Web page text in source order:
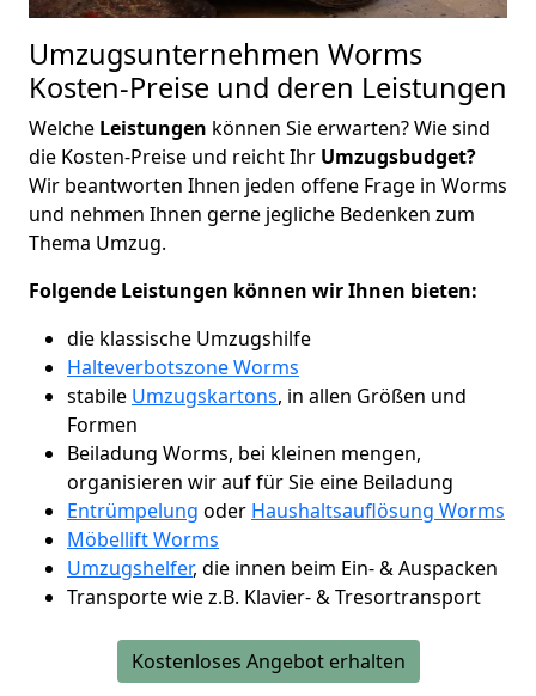
Umzugsunternehmen Worms
Kosten-Preise und deren Leistungen
Welche Leistungen können Sie erwarten? Wie sind
die Kosten-Preise und reicht Ihr Umzugsbudget?
Wir beantworten Ihnen jeden offene Frage in Worms
und nehmen Ihnen gerne jegliche Bedenken zum
Thema Umzug.
Folgende Leistungen können wir Ihnen bieten:
die klassische Umzugshilfe
Halteverbotszone Worms
stabile Umzugskartons, in allen Größen und
Formen
Beiladung Worms, bei kleinen mengen,
organisieren wir auf für Sie eine Beiladung
Entrümpelung oder Haushaltsauflösung Worms
Möbellift Worms
Umzugshelfer, die innen beim Ein- & Auspacken
Transporte wie z.B. Klavier- & Tresortransport
Kostenloses Angebot erhalten